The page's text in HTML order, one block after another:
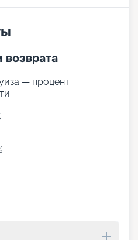
— процент